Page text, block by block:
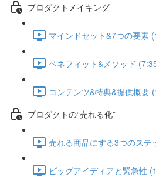
プロダクトメイキング
マインドセット&7つの要素
ベネフィット&メソッド
コンテンツ&特典&提供概要
プロダクトの“売れる化”
売れる商品にする3つのステ
ビッグアイディアと緊急性